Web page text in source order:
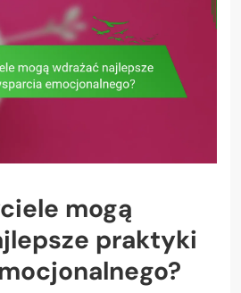
mogą
praktyki